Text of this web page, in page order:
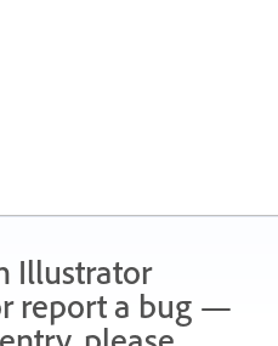
Illustrator
report a bug —